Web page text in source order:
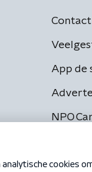
Contact
App de
NPO